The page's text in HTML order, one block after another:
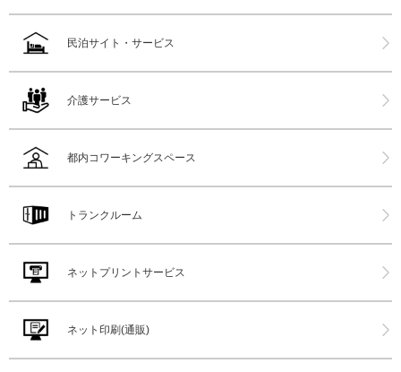
民泊サイト・サービス
介護サービス
都内コワーキングスペース
トランクルーム
ネットプリントサービス
ネット印刷(通販)